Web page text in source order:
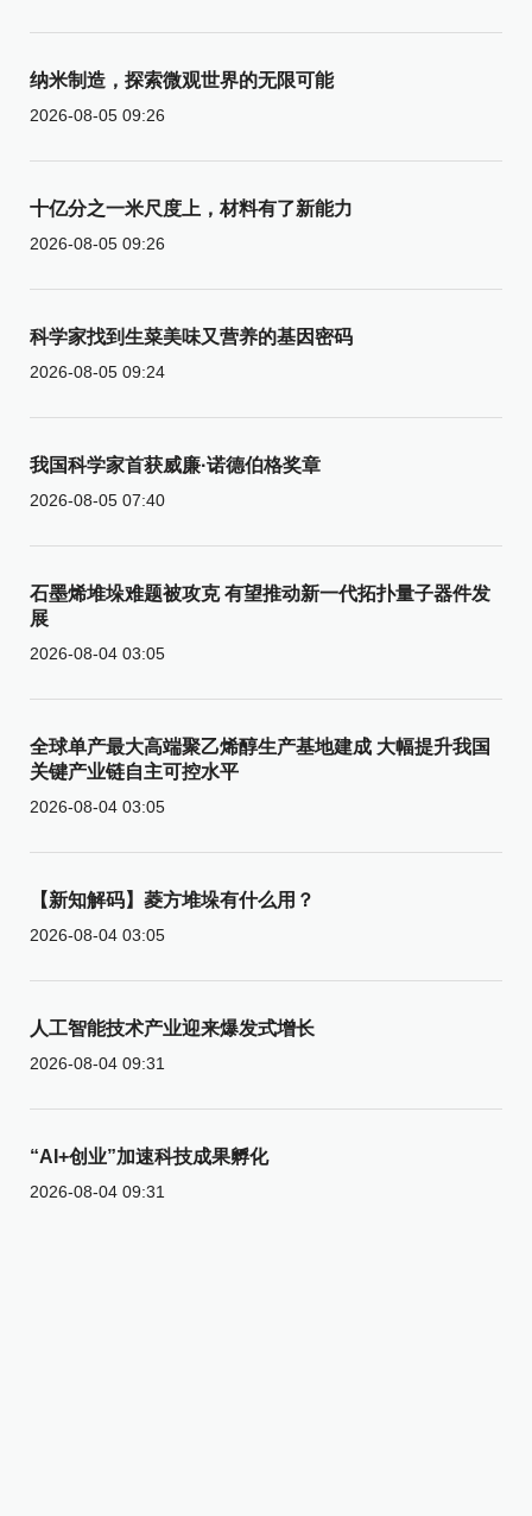
纳米制造，探索微观世界的无限可能
2026-08-05 09:26
十亿分之一米尺度上，材料有了新能力
2026-08-05 09:26
科学家找到生菜美味又营养的基因密码
2026-08-05 09:24
我国科学家首获威廉·诺德伯格奖章
2026-08-05 07:40
石墨烯堆垛难题被攻克 有望推动新一代拓扑量子器件发
展
2026-08-04 03:05
全球单产最大高端聚乙烯醇生产基地建成 大幅提升我国
关键产业链自主可控水平
2026-08-04 03:05
【新知解码】菱方堆垛有什么用？
2026-08-04 03:05
人工智能技术产业迎来爆发式增长
2026-08-04 09:31
“AI+创业”加速科技成果孵化
2026-08-04 09:31